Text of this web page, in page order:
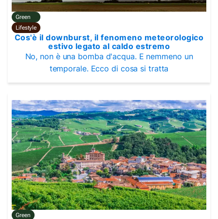
Green
Lifestyle
Cos'è il downburst, il fenomeno meteorologico
estivo legato al caldo estremo
No, non è una bomba d'acqua. E nemmeno un
temporale. Ecco di cosa si tratta
Green